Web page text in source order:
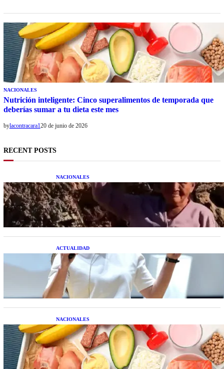
NACIONALES
Nutrición inteligente: Cinco superalimentos de temporada que
deberías sumar a tu dieta este mes
bylacontracara120 de junio de 2026
RECENT POSTS
NACIONALES
Una mujer asegura haber peleado con un
extraterrestre cuerpo a cuerpo
ACTUALIDAD
La startup creada por una salteña que busca
resolver el estrés financiero en Latinoamérica
NACIONALES
Nutrición inteligente: Cinco superalimentos de
temporada que deberías sumar a tu dieta este mes